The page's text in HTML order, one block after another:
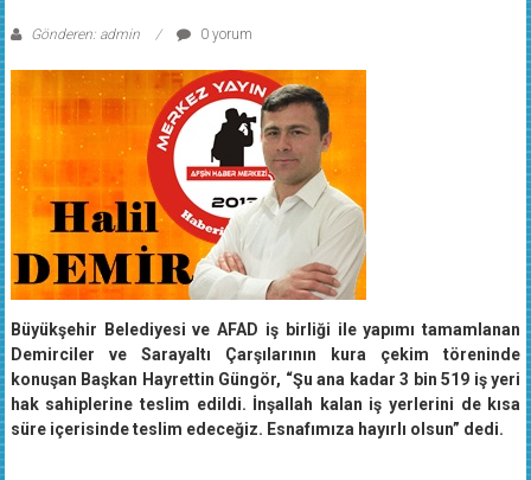
Gönderen: admin 0 yorum
Büyükşehir Belediyesi ve AFAD iş birliği ile yapımı tamamlanan
Demirciler ve Sarayaltı Çarşılarının kura çekim töreninde
konuşan Başkan Hayrettin Güngör, “Şu ana kadar 3 bin 519 iş yeri
hak sahiplerine teslim edildi. İnşallah kalan iş yerlerini de kısa
süre içerisinde teslim edeceğiz. Esnafımıza hayırlı olsun” dedi.